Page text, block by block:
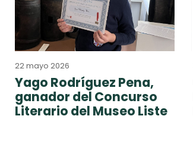
22 mayo 2026
Yago Rodríguez Pena,
ganador del Concurso
Literario del Museo Liste